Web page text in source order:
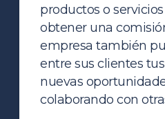
productos o
obtener una
empresa también
entre sus clientes
nuevas
colaborando con